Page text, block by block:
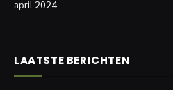
april 2024
LAATSTE BERICHTEN